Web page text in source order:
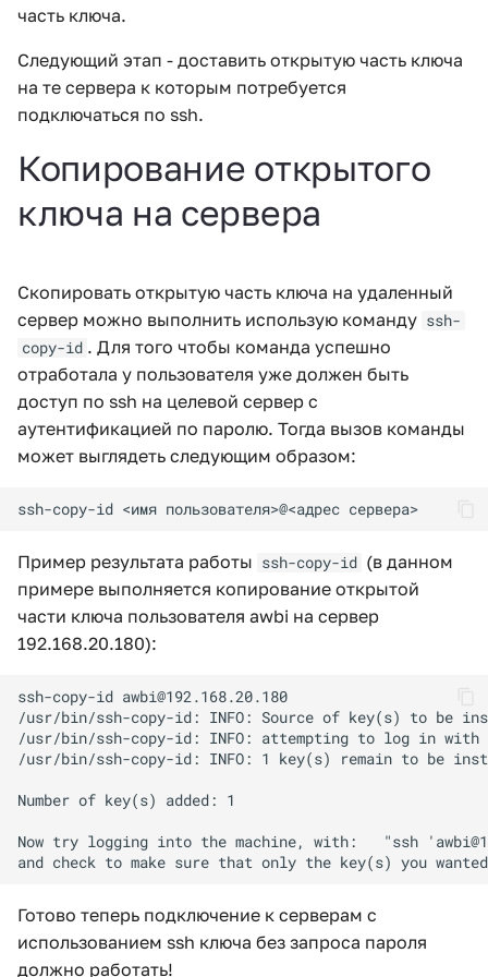
часть ключа.
Следующий этап - доставить открытую часть ключа
на те сервера к которым потребуется
подключаться по ssh.
Копирование открытого
ключа на сервера
Скопировать открытую часть ключа на удаленный
сервер можно выполнить использую команду ssh-
copy-id . Для того чтобы команда успешно
отработала у пользователя уже должен быть
доступ по ssh на целевой сервер с
аутентификацией по паролю. Тогда вызов команды
может выглядеть следующим образом:
Пример результата работы ssh-copy-id (в данном
примере выполняется копирование открытой
части ключа пользователя awbi на сервер
192.168.20.180):
Готово теперь подключение к серверам с
использованием ssh ключа без запроса пароля
должно работать!